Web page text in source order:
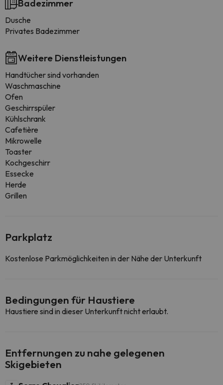
Badezimmer
Dusche
Privates Badezimmer
Weitere Dienstleistungen
Handtücher sind vorhanden
Waschmaschine
Ofen
Geschirrspüler
Kühlschrank
Cafetière
Mikrowelle
Toaster
Kochgeschirr
Essecke
Herde
Grillen
Parkplatz
Kostenlose Parkmöglichkeiten in der Nähe der Unterkunft
Bedingungen für Haustiere
Haustiere sind in dieser Unterkunft nicht erlaubt.
Entfernungen zu nahe gelegenen
Skigebieten